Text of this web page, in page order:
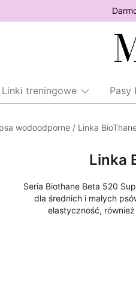
Linki treningowe Pasy
wodoodporne / Linka
Linka
Seria Biothane Beta 520
dla średnich i małych
elastyczność,